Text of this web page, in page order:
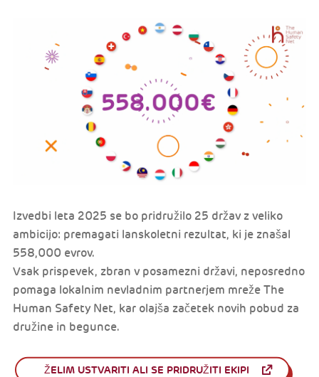
Izvedbi leta 2025 se bo pridružilo 25 držav z veliko
ambicijo: premagati lanskoletni rezultat, ki je znašal
558,000 evrov.
Vsak prispevek, zbran v posamezni državi, neposredno
pomaga lokalnim nevladnim partnerjem mreže The
Human Safety Net, kar olajša začetek novih pobud za
družine in begunce.
ŽELIM USTVARITI ALI SE PRIDRUŽITI EKIPI